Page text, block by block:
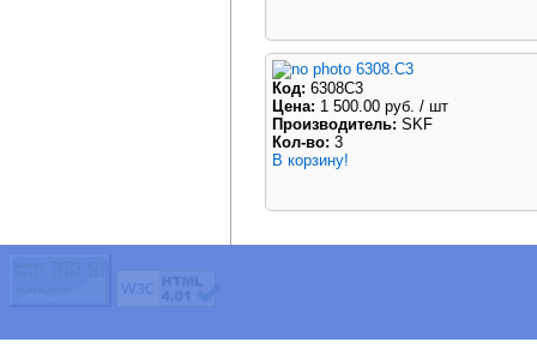
6308.C3
Код: 6308C3
Цена: 1 500.00 руб. / шт
Производитель: SKF
Кол-во: 3
В корзину!